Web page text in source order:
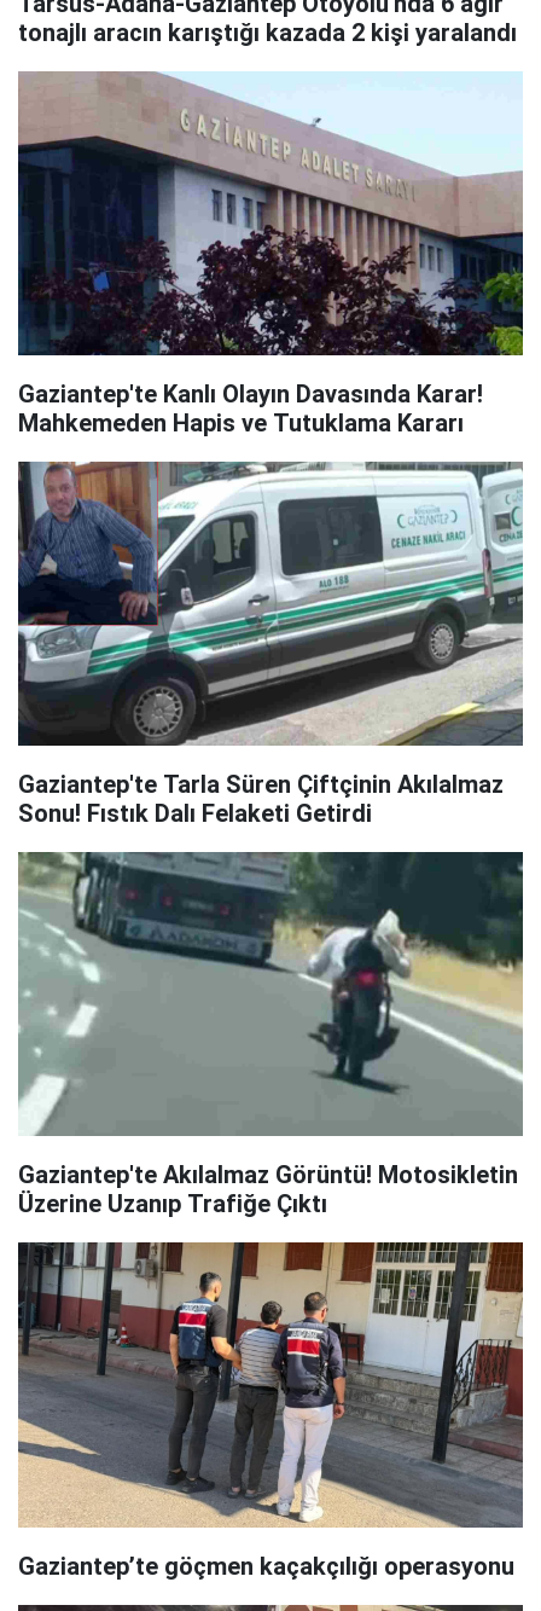
tonajlı aracın karıştığı kazada 2 kişi yaralandı
Gaziantep'te Kanlı Olayın Davasında Karar!
Mahkemeden Hapis ve Tutuklama Kararı
Gaziantep'te Tarla Süren Çiftçinin Akılalmaz
Sonu! Fıstık Dalı Felaketi Getirdi
Gaziantep'te Akılalmaz Görüntü! Motosikletin
Üzerine Uzanıp Trafiğe Çıktı
Gaziantep’te göçmen kaçakçılığı operasyonu